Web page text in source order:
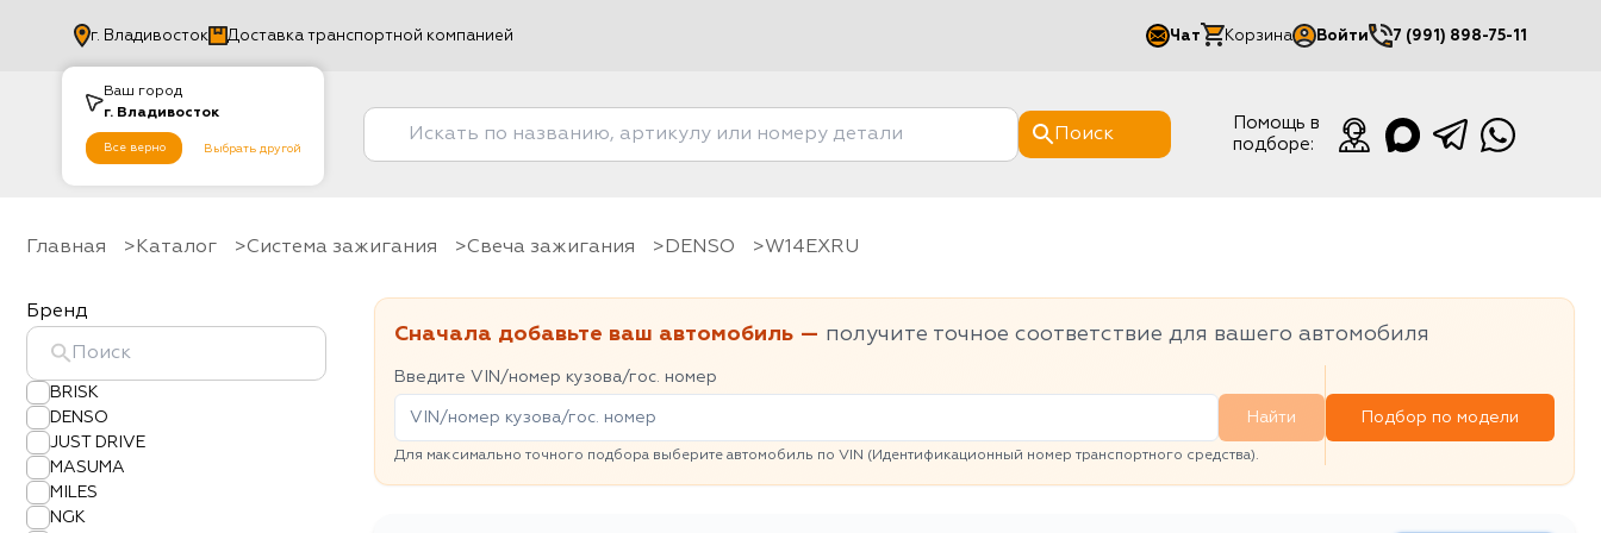
Ваш город
г. Владивосток
Все верно Выбрать другой
г. Владивосток Доставка транспортной компанией Чат Корзина Войти
Мой кабинет
7 (991) 898-75-11
Поиск
Помощь в
подборе:
Главная Каталог Система зажигания Свеча зажигания DENSO W14EXRU
Бренд
BRISK
DENSO
JUST DRIVE
MASUMA
MILES
NGK
Сначала добавьте ваш автомобиль — получите точное соответствие для вашего автомобиля
Введите VIN/номер кузова/гос. номер
Найти
Для максимально точного подбора выберите автомобиль по VIN (Идентификационный номер транспортного средства).
Подбор по модели